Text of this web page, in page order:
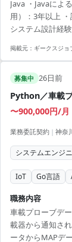
進めていただけ
Java ・Javaによ
用）：3年以上
システム設計経
掲載元： ギークスジョ
募集中 26日前
Python／車載
〜900,000円/月
業務委託契約 | 神奈
システムエンジ
IoT Go言語
職務内容
車載プローブデ
載器から通知さ
ータからMAPデ